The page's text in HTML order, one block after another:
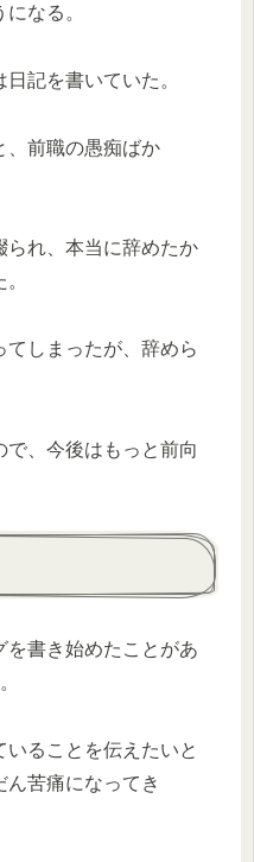
なる。
記を書いていた。
、前職の愚痴ばか
られ、本当に辞めたか
しまったが、辞めら
、今後はもっと前向
を書き始めたことがあ
ることを伝えたいと
苦痛になってき